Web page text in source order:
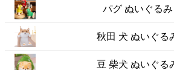
パグ ぬいぐるみ
秋田 犬 ぬいぐる
豆 柴犬 ぬいぐる